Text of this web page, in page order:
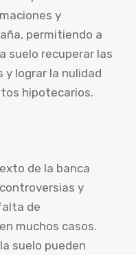
y
permitiendo a
suelo recuperar las
y lograr la nulidad
hipotecarios.
de la banca
y
de
muchos casos.
suelo pueden